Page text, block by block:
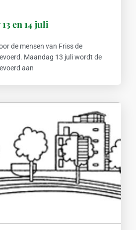
en 14 juli
de mensen van Friss de
Maandag 13 juli wordt de
aan